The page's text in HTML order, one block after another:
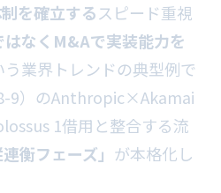
を確立するスピード重視
はなくM&Aで実装能力を
う業界トレンドの典型例で
9）のAnthropic×Akamai
1借用と整合する流
衡フェーズ」 が本格化し